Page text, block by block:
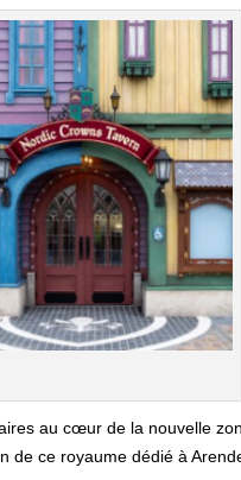
au cœur de la nouvelle
de ce royaume dédié à